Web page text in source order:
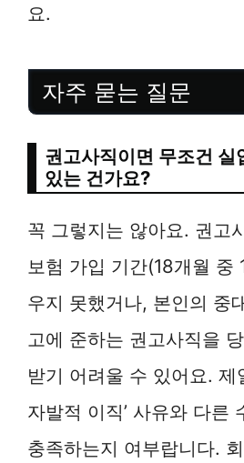
요.
자주 묻는 질문
권고사직이면 무조건 실
있는 건가요?
꼭 그렇지는 않아요. 권고
보험 가입 기간(18개월 중
우지 못했거나, 본인의 중
고에 준하는 권고사직을
받기 어려울 수 있어요. 제
자발적 이직’ 사유와 다른
충족하는지 여부랍니다.